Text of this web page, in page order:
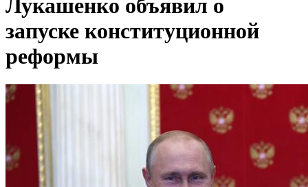
Лукашенко объявил о
запуске конституционной
реформы